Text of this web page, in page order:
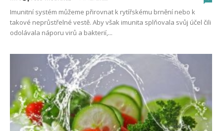
Imunitní systém můžeme přirovnat k rytířskému brnění nebo k
takové neprůstřelné vestě. Aby však imunita splňovala svůj účel čili
odolávala náporu virů a bakterií,...